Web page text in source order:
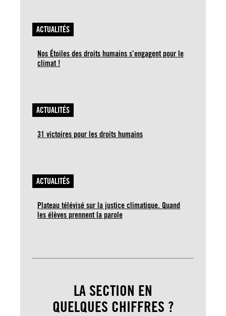
ACTUALITÉS
Nos Étoiles des droits humains s’engagent pour le
climat !
ACTUALITÉS
31 victoires pour les droits humains
ACTUALITÉS
Plateau télévisé sur la justice climatique. Quand
les élèves prennent la parole
LA SECTION EN
QUELQUES CHIFFRES ?